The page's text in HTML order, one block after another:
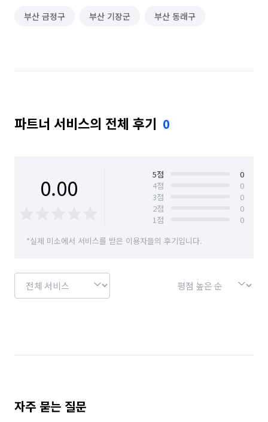
부산 금정구 부산 기장군 부산 동래구
파트너 서비스의 전체 후기 0
0.00 5점
0
4점
0
3점
0
2점
0
1점
0
*실제 미소에서 서비스를 받은 이용자들의 후기입니다.
자주 묻는 질문